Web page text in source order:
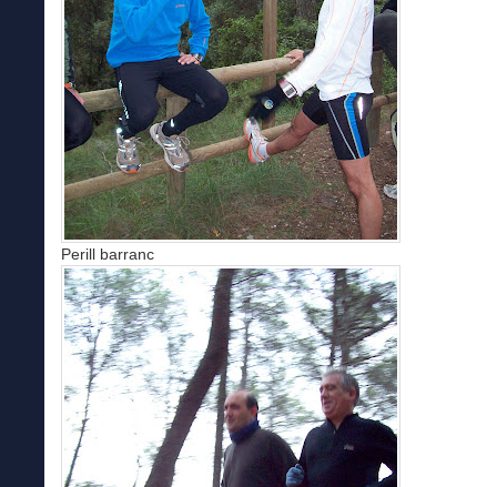
Perill barranc